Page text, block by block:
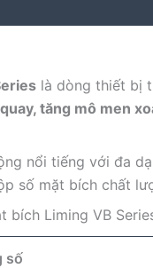
là dòng thiết bị
tăng mô men
nổi tiếng với đa
số mặt bích chất
bích Liming VB
số